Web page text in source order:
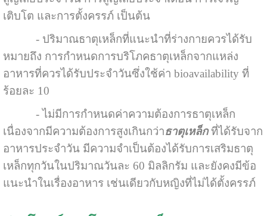
เติบโต และการตั้งครรภ์ เป็นต้น
- ปริมาณธาตุเหล็กที่แนะนำที่ร่างกายควรได้รับ
หมายถึง การกำหนดการบริโภคธาตุเหล็กจากแหล่ง
อาหารที่ควรได้รับประจำวันซึ่งใช้ค่า bioavailability ที่
ร้อยละ 10
- ไม่มีการกำหนดค่าความต้องการธาตุเหล็ก
เนื่องจากมีความต้องการสูงเกินกว่าธาตุเหล็ก ที่ได้รับจาก
อาหารประจำวัน มีความจำเป็นต้องได้รับการเสริมธาตุ
เหล็กทุกวันในปริมาณวันละ 60 มิลลิกรัม และยังคงมีข้อ
แนะนำในเรื่องอาหาร เช่นเดียวกับหญิงที่ไม่ได้ตั้งครรภ์